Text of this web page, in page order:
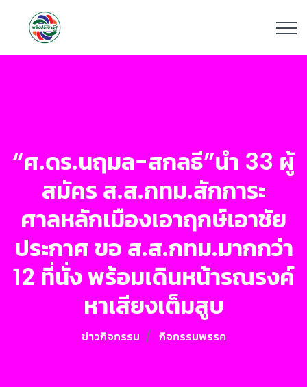
“ศ.ดร.นฤมล-สกลธี”นำ 33 ผู้
สมัคร ส.ส.กทม.สักการะ
ศาลหลักเมืองเอาฤกษ์เอาชัย
ประกาศ ขอ ส.ส.กทม.มากกว่า
12 ที่นั่ง พร้อมเดินหน้ารณรงค์
หาเสียงเต็มสูบ
ข่าวกิจกรรม กิจกรรมพรรค